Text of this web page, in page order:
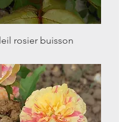
rosier buisson